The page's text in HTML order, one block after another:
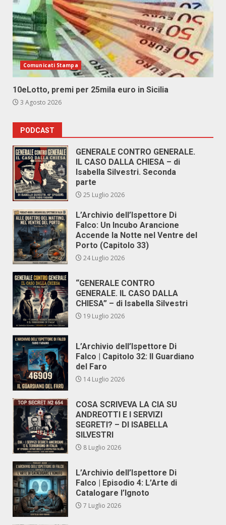
Comunicati Stampa
10eLotto, premi per 25mila euro in Sicilia
3 Agosto 2026
PODCAST
GENERALE CONTRO GENERALE.
IL CASO DALLA CHIESA – di
Isabella Silvestri. Seconda
parte
25 Luglio 2026
L’Archivio dell’Ispettore Di
Falco: Un Incubo Arancione
Accende la Notte nel Ventre del
Porto (Capitolo 33)
24 Luglio 2026
“GENERALE CONTRO
GENERALE. IL CASO DALLA
CHIESA” – di Isabella Silvestri
19 Luglio 2026
L’Archivio dell’Ispettore Di
Falco | Capitolo 32: Il Guardiano
del Faro
14 Luglio 2026
COSA SCRIVEVA LA CIA SU
ANDREOTTI E I SERVIZI
SEGRETI? – DI ISABELLA
SILVESTRI
8 Luglio 2026
L’Archivio dell’Ispettore Di
Falco | Episodio 4: L’Arte di
Catalogare l’Ignoto
7 Luglio 2026